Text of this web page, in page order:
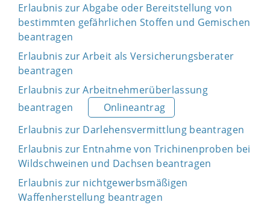
Erlaubnis zur Abgabe oder Bereitstellung von
bestimmten gefährlichen Stoffen und Gemischen
beantragen
Erlaubnis zur Arbeit als Versicherungsberater
beantragen
Erlaubnis zur Arbeitnehmerüberlassung
beantragen
Onlineantrag
Erlaubnis zur Darlehensvermittlung beantragen
Erlaubnis zur Entnahme von Trichinenproben bei
Wildschweinen und Dachsen beantragen
Erlaubnis zur nichtgewerbsmäßigen
Waffenherstellung beantragen